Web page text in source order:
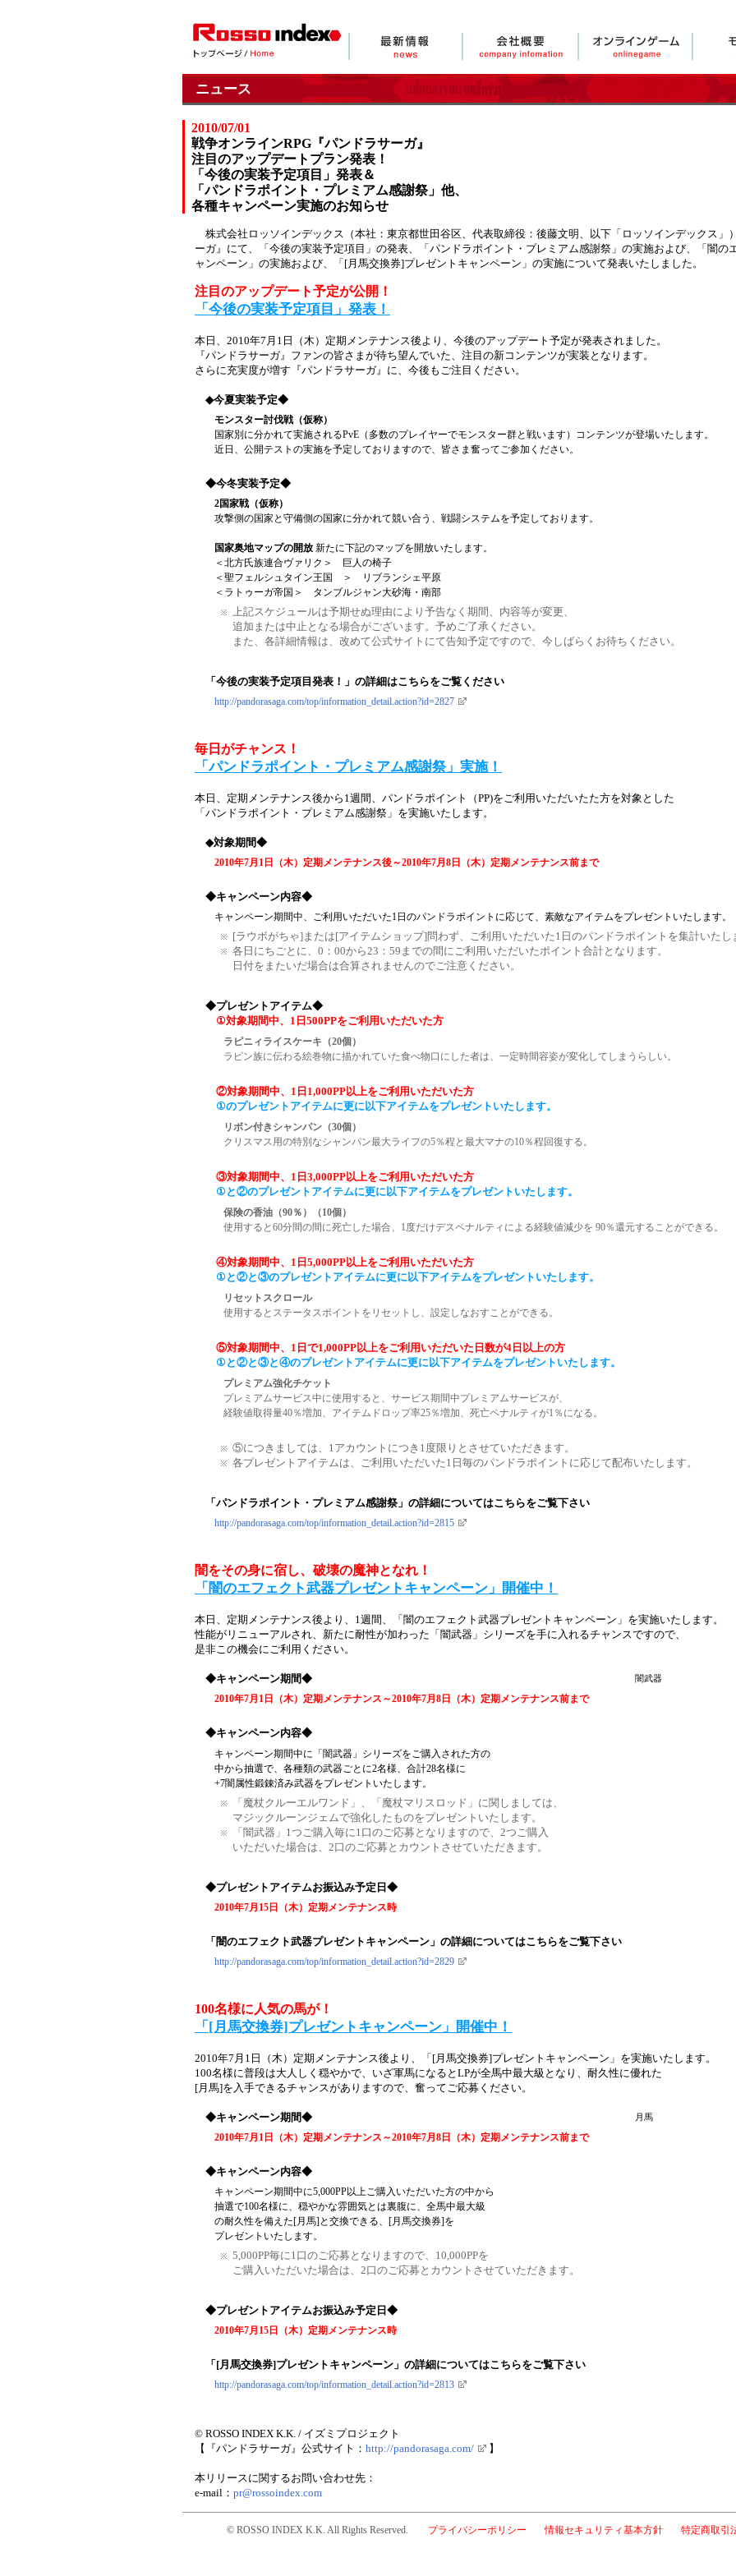
ニュース
2010/07/01
戦争オンラインRPG『パンドラサーガ』
注目のアップデートプラン発表！
「今後の実装予定項目」発表＆
「パンドラポイント・プレミアム感謝祭」他、
各種キャンペーン実施のお知らせ
株式会社ロッソインデックス（本社：東京都世田谷区、代表取締役：後藤文明、以下「ロッソインデックス」
ーガ』にて、「今後の実装予定項目」の発表、「パンドラポイント・プレミアム感謝祭」の実施および、「闇の
ャンペーン」の実施および、「[月馬交換券]プレゼントキャンペーン」の実施について発表いたしました。
注目のアップデート予定が公開！
「今後の実装予定項目」発表！
本日、2010年7月1日（木）定期メンテナンス後より、今後のアップデート予定が発表されました。
『パンドラサーガ』ファンの皆さまが待ち望んでいた、注目の新コンテンツが実装となります。
さらに充実度が増す『パンドラサーガ』に、今後もご注目ください。
◆今夏実装予定◆
モンスター討伐戦（仮称）
国家別に分かれて実施されるPvE（多数のプレイヤーでモンスター群と戦います）コンテンツが登場いたします。
近日、公開テストの実施を予定しておりますので、皆さま奮ってご参加ください。
◆今冬実装予定◆
2国家戦（仮称）
攻撃側の国家と守備側の国家に分かれて競い合う、戦闘システムを予定しております。
国家奥地マップの開放 新たに下記のマップを開放いたします。
＜北方氏族連合ヴァリク＞ 巨人の椅子
＜聖フェルシュタイン王国 ＞ リブランシェ平原
＜ラトゥーガ帝国＞ タンブルジャン大砂海・南部
上記スケジュールは予期せぬ理由により予告なく期間、内容等が変更、
追加または中止となる場合がございます。予めご了承ください。
また、各詳細情報は、改めて公式サイトにて告知予定ですので、今しばらくお待ちください。
「今後の実装予定項目発表！」の詳細はこちらをご覧ください
http://pandorasaga.com/top/information_detail.action?id=2827
毎日がチャンス！
「パンドラポイント・プレミアム感謝祭」実施！
本日、定期メンテナンス後から1週間、パンドラポイント（PP)をご利用いただいたた方を対象とした
「パンドラポイント・プレミアム感謝祭」を実施いたします。
◆対象期間◆
2010年7月1日（木）定期メンテナンス後～2010年7月8日（木）定期メンテナンス前まで
◆キャンペーン内容◆
キャンペーン期間中、ご利用いただいた1日のパンドラポイントに応じて、素敵なアイテムをプレゼントいたします。
[ラウボがちゃ]または[アイテムショップ]問わず、ご利用いただいた1日のパンドラポイントを集計いたし
各日にちごとに、0：00から23：59までの間にご利用いただいたポイント合計となります。
日付をまたいだ場合は合算されませんのでご注意ください。
◆プレゼントアイテム◆
①対象期間中、1日500PPをご利用いただいた方
ラピニィライスケーキ（20個）
ラピン族に伝わる絵巻物に描かれていた食べ物口にした者は、一定時間容姿が変化してしまうらしい。
②対象期間中、1日1,000PP以上をご利用いただいた方
①のプレゼントアイテムに更に以下アイテムをプレゼントいたします。
リボン付きシャンパン（30個）
クリスマス用の特別なシャンパン最大ライフの5％程と最大マナの10％程回復する。
③対象期間中、1日3,000PP以上をご利用いただいた方
①と②のプレゼントアイテムに更に以下アイテムをプレゼントいたします。
保険の香油（90％）（10個）
使用すると60分間の間に死亡した場合、1度だけデスペナルティによる経験値減少を 90％還元することができる。
④対象期間中、1日5,000PP以上をご利用いただいた方
①と②と③のプレゼントアイテムに更に以下アイテムをプレゼントいたします。
リセットスクロール
使用するとステータスポイントをリセットし、設定しなおすことができる。
⑤対象期間中、1日で1,000PP以上をご利用いただいた日数が4日以上の方
①と②と③と④のプレゼントアイテムに更に以下アイテムをプレゼントいたします。
プレミアム強化チケット
プレミアムサービス中に使用すると、サービス期間中プレミアムサービスが、
経験値取得量40％増加、アイテムドロップ率25％増加、死亡ペナルティが1％になる。
⑤につきましては、1アカウントにつき1度限りとさせていただきます。
各プレゼントアイテムは、ご利用いただいた1日毎のパンドラポイントに応じて配布いたします。
「パンドラポイント・プレミアム感謝祭」の詳細についてはこちらをご覧下さい
http://pandorasaga.com/top/information_detail.action?id=2815
闇をその身に宿し、破壊の魔神となれ！
「闇のエフェクト武器プレゼントキャンペーン」開催中！
本日、定期メンテナンス後より、1週間、「闇のエフェクト武器プレゼントキャンペーン」を実施いたします。
性能がリニューアルされ、新たに耐性が加わった「闇武器」シリーズを手に入れるチャンスですので、
是非この機会にご利用ください。
闇武器
◆キャンペーン期間◆
2010年7月1日（木）定期メンテナンス～2010年7月8日（木）定期メンテナンス前まで
◆キャンペーン内容◆
キャンペーン期間中に「闇武器」シリーズをご購入された方の
中から抽選で、各種類の武器ごとに2名様、合計28名様に
+7闇属性鍛錬済み武器をプレゼントいたします。
「魔杖クルーエルワンド」、「魔杖マリスロッド」に関しましては、
マジックルーンジェムで強化したものをプレゼントいたします。
「闇武器」1つご購入毎に1口のご応募となりますので、2つご購入
いただいた場合は、2口のご応募とカウントさせていただきます。
◆プレゼントアイテムお振込み予定日◆
2010年7月15日（木）定期メンテナンス時
「闇のエフェクト武器プレゼントキャンペーン」の詳細についてはこちらをご覧下さい
http://pandorasaga.com/top/information_detail.action?id=2829
100名様に人気の馬が！
「[月馬交換券]プレゼントキャンペーン」開催中！
2010年7月1日（木）定期メンテナンス後より、「[月馬交換券]プレゼントキャンペーン」を実施いたします。
100名様に普段は大人しく穏やかで、いざ軍馬になるとLPが全馬中最大級となり、耐久性に優れた
[月馬]を入手できるチャンスがありますので、奮ってご応募ください。
月馬
◆キャンペーン期間◆
2010年7月1日（木）定期メンテナンス～2010年7月8日（木）定期メンテナンス前まで
◆キャンペーン内容◆
キャンペーン期間中に5,000PP以上ご購入いただいた方の中から
抽選で100名様に、穏やかな雰囲気とは裏腹に、全馬中最大級
の耐久性を備えた[月馬]と交換できる、[月馬交換券]を
プレゼントいたします。
5,000PP毎に1口のご応募となりますので、10,000PPを
ご購入いただいた場合は、2口のご応募とカウントさせていただきます。
◆プレゼントアイテムお振込み予定日◆
2010年7月15日（木）定期メンテナンス時
「[月馬交換券]プレゼントキャンペーン」の詳細についてはこちらをご覧下さい
http://pandorasaga.com/top/information_detail.action?id=2813
© ROSSO INDEX K.K. / イズミプロジェクト
【『パンドラサーガ』公式サイト： http://pandorasaga.com/ 】
本リリースに関するお問い合わせ先：
e-mail： pr@rossoindex.com